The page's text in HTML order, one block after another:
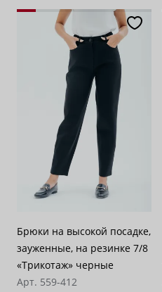
Брюки на высокой посадке,
зауженные, на резинке 7/8
«Трикотаж» черные
Арт. 559-412